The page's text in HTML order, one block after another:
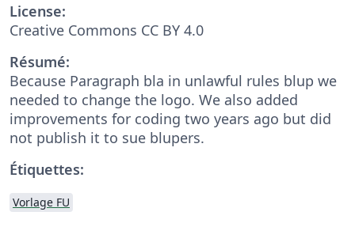
License:
Creative Commons CC BY 4.0
Résumé:
Because Paragraph bla in unlawful rules blup we
needed to change the logo. We also added
improvements for coding two years ago but did
not publish it to sue blupers.
Étiquettes:
Vorlage FU